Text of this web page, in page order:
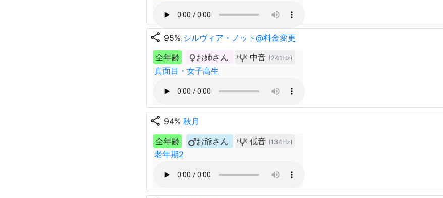
share 95% シルヴィア・ノット@料金変更
全年齢
お姉さん 中音 (241Hz)
真面目・女子高生
share 94% 秋月
全年齢
お爺さん 低音 (134Hz)
老年期2